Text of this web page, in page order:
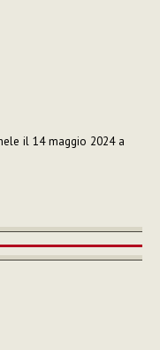
il 14 maggio 2024 a